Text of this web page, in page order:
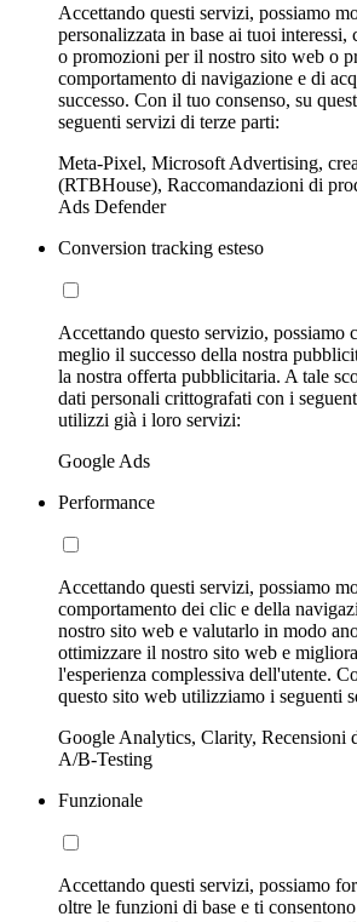
Accettando questi servizi, possiamo
personalizzata in base ai tuoi interessi,
o promozioni per il nostro sito web o
comportamento di navigazione e di
successo. Con il tuo consenso, su
seguenti servizi di terze parti:
Meta-Pixel, Microsoft Advertising,
(RTBHouse), Raccomandazioni di
Ads Defender
Conversion tracking esteso
Accettando questo servizio, possiamo
meglio il successo della nostra
la nostra offerta pubblicitaria. A tale
dati personali crittografati con i
utilizzi già i loro servizi:
Google Ads
Performance
Accettando questi servizi, possiamo
comportamento dei clic e della
nostro sito web e valutarlo in modo
ottimizzare il nostro sito web e
l'esperienza complessiva dell'utente.
questo sito web utilizziamo i seguenti
Google Analytics, Clarity, Recensioni
A/B-Testing
Funzionale
Accettando questi servizi, possiamo
oltre le funzioni di base e ti